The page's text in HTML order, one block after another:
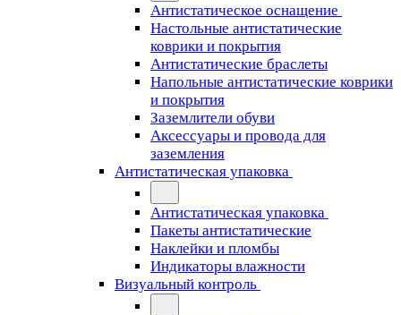
Антистатическое оснащение
Настольные антистатические
коврики и покрытия
Антистатические браслеты
Напольные антистатические коврики
и покрытия
Заземлители обуви
Аксессуары и провода для
заземления
Антистатическая упаковка
Антистатическая упаковка
Пакеты антистатические
Наклейки и пломбы
Индикаторы влажности
Визуальный контроль